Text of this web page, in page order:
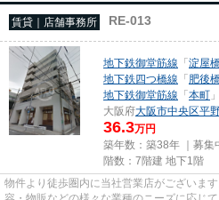
賃貸｜店舗事務所 RE-013
地下鉄御堂筋線 「淀屋
地下鉄四つ橋線 「肥後
地下鉄御堂筋線 「本町
大阪府大阪市中央区平
36.3万円
築年数：築38年 ｜募集
階数：7階建 地下1階
物件より徒歩圏内に当社営業店がございま